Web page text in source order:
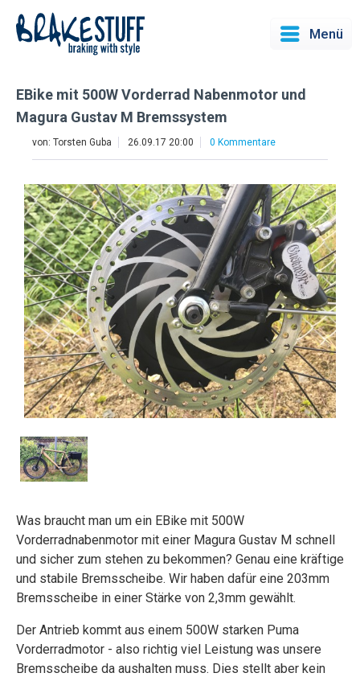
Menü
EBike mit 500W Vorderrad Nabenmotor und
Magura Gustav M Bremssystem
von: Torsten Guba 26.09.17 20:00 0 Kommentare
Was braucht man um ein EBike mit 500W
Vorderradnabenmotor mit einer Magura Gustav M schnell
und sicher zum stehen zu bekommen? Genau eine kräftige
und stabile Bremsscheibe. Wir haben dafür eine 203mm
Bremsscheibe in einer Stärke von 2,3mm gewählt.
Der Antrieb kommt aus einem 500W starken Puma
Vorderradmotor - also richtig viel Leistung was unsere
Bremsscheibe da aushalten muss. Dies stellt aber kein